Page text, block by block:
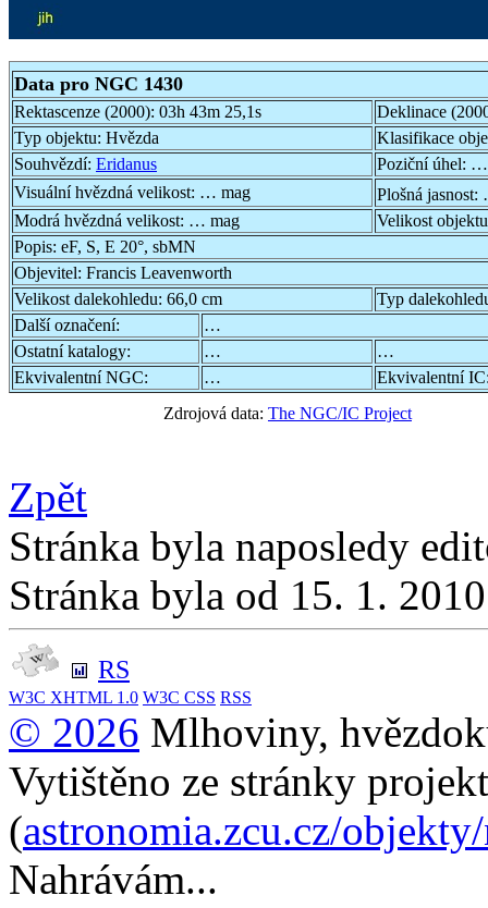
Data pro NGC 1430
Rektascenze (2000): 03h 43m 25,1s
Deklinace
Typ objektu: Hvězda
Klasifikace
Souhvězdí: Eridanus Poziční úhel: …
Visuální hvězdná velikost: … mag Plošná jasnost:
Modrá hvězdná velikost: … mag
Velikost
Popis: eF, S, E 20°, sbMN
Objevitel: Francis Leavenworth
Velikost dalekohledu: 66,0 cm
Typ
Další označení:
…
Ostatní katalogy:
…
…
Ekvivalentní NGC:
…
Ekvivalentní
Zdrojová data: The NGC/IC Project
Zpět
Stránka byla naposledy
Stránka byla od 15. 1.
RS
W3C XHTML 1.0 W3C CSS RSS
© 2026 Mlhoviny,
Vytištěno ze stránky
(astronomia.zcu.cz/
Nahrávám...